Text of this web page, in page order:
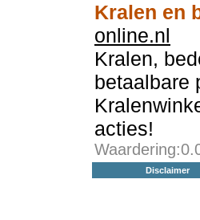
Kralen en
online.nl
Kralen,
betaalbare
acties!
Disclaimer